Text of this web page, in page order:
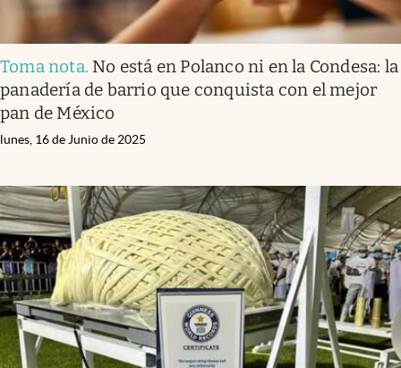
Toma nota. No está en Polanco ni en la Condesa: la
panadería de barrio que conquista con el mejor
pan de México
lunes, 16 de Junio de 2025